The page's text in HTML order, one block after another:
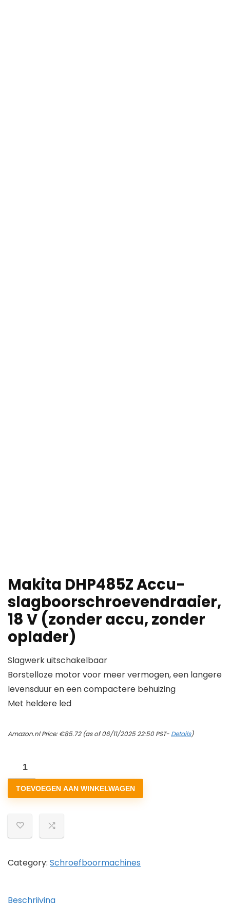
Makita DHP485Z Accu-
slagboorschroevendraaier,
18 V (zonder accu, zonder
oplader)
Slagwerk uitschakelbaar
Borstelloze motor voor meer vermogen, een langere
levensduur en een compactere behuizing
Met heldere led
Amazon.nl Price:€85.72(as of 06/11/2025 22:50 PST- Details)
Makita
DHP485Z
Accu-
V
accu,
TOEVOEGEN AAN WINKELWAGEN
Category: Schroefboormachines
Beschrijving